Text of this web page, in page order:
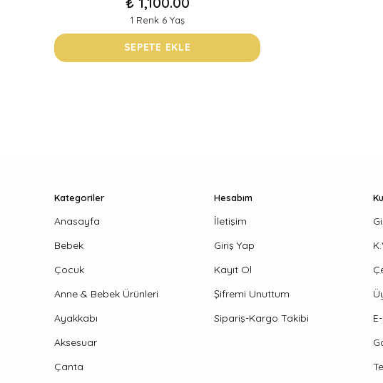
1 Renk 6 Yaş
SEPETE EKLE
Kategoriler
Anasayfa
Bebek
Çocuk
Anne & Bebek Ürünleri
Ayakkabı
Aksesuar
Çanta
Hesabım
İletişim
Giriş Yap
Kayıt Ol
Şifremi Unuttum
Sipariş-Kargo Takibi